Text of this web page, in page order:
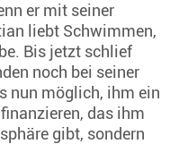
er mit seiner
liebt Schwimmen,
Bis jetzt schlief
noch bei seiner
nun möglich, ihm ein
das ihm
gibt, sondern